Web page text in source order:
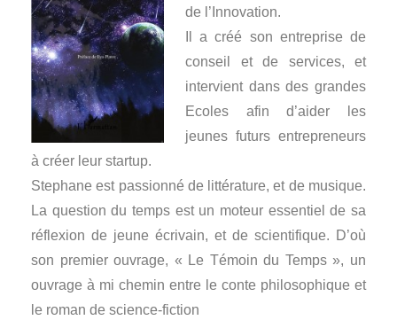
de l’Innovation.
Il a créé son entreprise de
conseil et de services, et
intervient dans des grandes
Ecoles afin d’aider les
jeunes futurs entrepreneurs
à créer leur startup.
Stephane est passionné de littérature, et de musique.
La question du temps est un moteur essentiel de sa
réflexion de jeune écrivain, et de scientifique. D’où
son premier ouvrage, « Le Témoin du Temps », un
ouvrage à mi chemin entre le conte philosophique et
le roman de science-fiction